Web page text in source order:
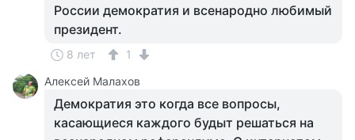
России демократия и всенародно любимый
президент.
8 лет
1
Алексей Малахов
Демократия это когда все вопросы,
касающиеся каждого будыт решаться на